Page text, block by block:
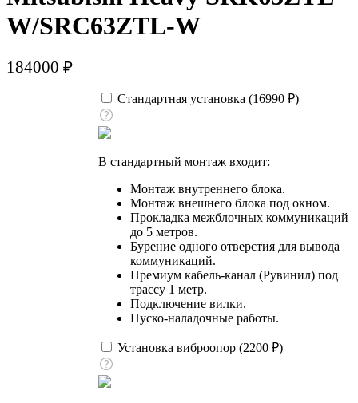
W/SRC63ZTL-W
184000 ₽
Стандартная установка (16990 ₽)
В стандартный монтаж входит:
Монтаж внутреннего блока.
Монтаж внешнего блока под окном.
Прокладка межблочных коммуникаций
до 5 метров.
Бурение одного отверстия для вывода
коммуникаций.
Премиум кабель-канал (Рувинил) под
трассу 1 метр.
Подключение вилки.
Пуско-наладочные работы.
Установка виброопор (2200 ₽)